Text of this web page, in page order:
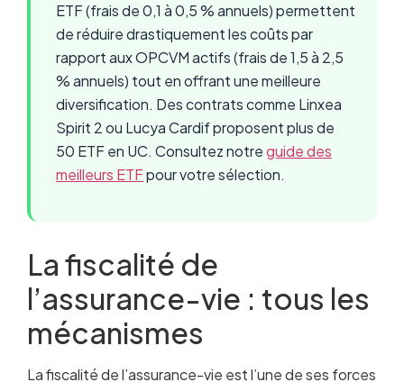
ETF (frais de 0,1 à 0,5 % annuels) permettent
de réduire drastiquement les coûts par
rapport aux OPCVM actifs (frais de 1,5 à 2,5
% annuels) tout en offrant une meilleure
diversification. Des contrats comme Linxea
Spirit 2 ou Lucya Cardif proposent plus de
50 ETF en UC. Consultez notreguide des
meilleurs ETFpour votre sélection.
La fiscalité de
l’assurance-vie : tous les
mécanismes
La fiscalité de l’assurance-vie est l’une de ses forces